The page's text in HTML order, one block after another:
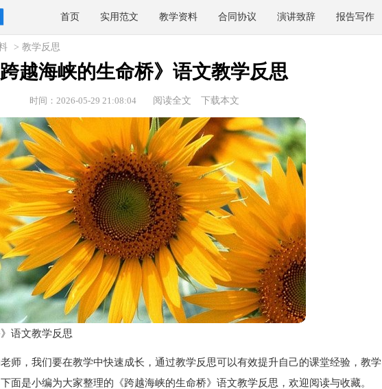
首页 实用范文 教学资料 合同协议 演讲致辞 报告写作
> 教学反思
跨越海峡的生命桥》语文教学反思
时间：2026-05-29 21:08:04 阅读全文 下载本文
语文教学反思
师，我们要在教学中快速成长，通过教学反思可以有效提升自己的课堂经验，教学
面是小编为大家整理的《跨越海峡的生命桥》语文教学反思，欢迎阅读与收藏。